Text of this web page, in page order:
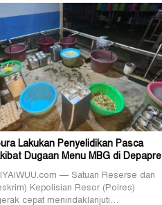
Lakukan Penyelidikan Pasca
Dugaan Menu MBG di Depapre
— Satuan Reserse dan
Kepolisian Resor (Polres)
cepat menindaklanjuti…